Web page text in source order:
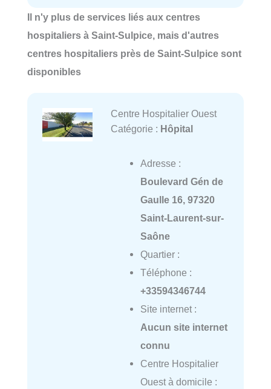
Il n'y plus de services liés aux centres
hospitaliers à Saint-Sulpice, mais d'autres
centres hospitaliers près de Saint-Sulpice sont
disponibles
Centre Hospitalier Ouest
Catégorie : Hôpital
Adresse :
Boulevard Gén de
Gaulle 16, 97320
Saint-Laurent-sur-
Saône
Quartier :
Téléphone :
+33594346744
Site internet :
Aucun site internet
connu
Centre Hospitalier
Ouest à domicile :